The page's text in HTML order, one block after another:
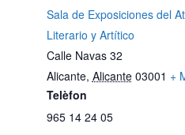
Sala de Exposiciones del
Literario y Artítico
Calle Navas 32
Alicante, Alicante 03001 +
Telèfon
965 14 24 05